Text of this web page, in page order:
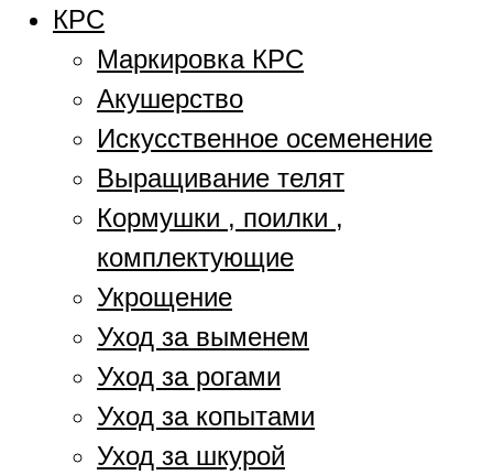
КРС
Маркировка КРС
Акушерство
Искусственное осеменение
Выращивание телят
Кормушки , поилки ,
комплектующие
Укрощение
Уход за выменем
Уход за рогами
Уход за копытами
Уход за шкурой